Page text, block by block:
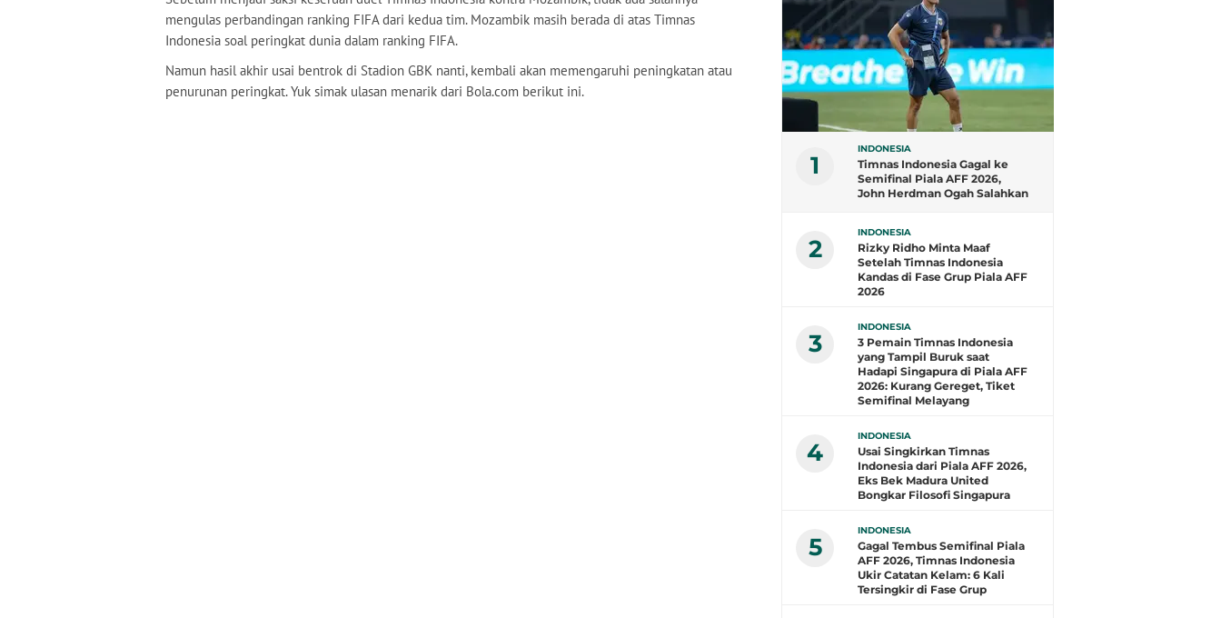
mengulas perbandingan ranking FIFA dari kedua tim. Mozambik masih berada di atas Timnas
Indonesia soal peringkat dunia dalam ranking FIFA.
Namun hasil akhir usai bentrok di Stadion GBK nanti, kembali akan memengaruhi peningkatan atau
penurunan peringkat. Yuk simak ulasan menarik dari Bola.com berikut ini.
1
INDONESIA
Timnas Indonesia Gagal ke
Semifinal Piala AFF 2026,
John Herdman Ogah Salahkan
2
INDONESIA
Rizky Ridho Minta Maaf
Setelah Timnas Indonesia
Kandas di Fase Grup Piala AFF
2026
3
INDONESIA
3 Pemain Timnas Indonesia
yang Tampil Buruk saat
Hadapi Singapura di Piala AFF
2026: Kurang Gereget, Tiket
Semifinal Melayang
4
INDONESIA
Usai Singkirkan Timnas
Indonesia dari Piala AFF 2026,
Eks Bek Madura United
Bongkar Filosofi Singapura
5
INDONESIA
Gagal Tembus Semifinal Piala
AFF 2026, Timnas Indonesia
Ukir Catatan Kelam: 6 Kali
Tersingkir di Fase Grup